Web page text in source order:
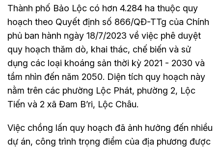
Thành phố Bảo Lộc có hơn 4.284 ha thuộc quy
hoạch theo Quyết định số 866/QĐ-TTg của Chính
phủ ban hành ngày 18/7/2023 về việc phê duyệt
quy hoạch thăm dò, khai thác, chế biến và sử
dụng các loại khoáng sản thời kỳ 2021 - 2030 và
tầm nhìn đến năm 2050. Diện tích quy hoạch này
nằm trên các phường Lộc Phát, phường 2, Lộc
Tiến và 2 xã Đam B’ri, Lộc Châu.
Việc chồng lấn quy hoạch đã ảnh hưởng đến nhiều
dự án, công trình trọng điểm của địa phương được